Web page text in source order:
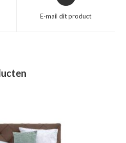
nieuw
E-mail dit product